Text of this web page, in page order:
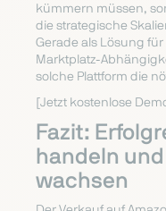
kümmern müssen,
die strategische
Gerade als Lösung
Marktplatz-
solche Plattform die
[Jetzt kostenlose
Fazit:
handeln
wachsen